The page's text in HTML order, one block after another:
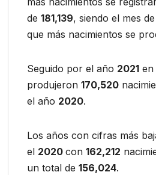
de 181,139, siendo el mes
que más nacimientos se
Seguido por el año 2021 en
produjeron 170,520
el año 2020.
Los años con cifras más
el 2020 con 162,212
un total de 156,024.